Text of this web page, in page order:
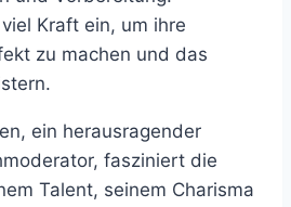
Kraft ein, um ihre
zu machen und das
ein herausragender
fasziniert die
Talent, seinem Charisma